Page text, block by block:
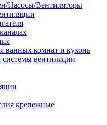
Насосы/Вентиляторы
ванных комнат и кухонь
системы вентиляции
крепежные